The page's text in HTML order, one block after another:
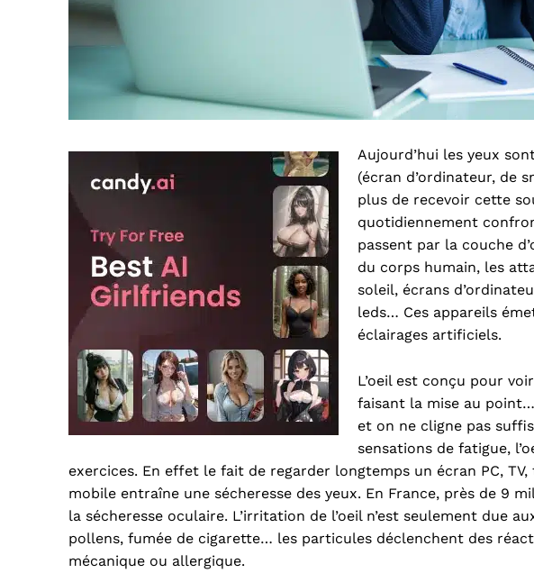
Aujourd’hui les yeux
(écran d’ordinateur, de
plus de recevoir cette
quotidiennement
passent par la couche
du corps humain, les
soleil, écrans
leds… Ces appareils
éclairages artificiels.
L’oeil est conçu pour
faisant la mise au
et on ne cligne pas
sensations de fatigue,
exercices. En effet le fait de regarder longtemps un écran PC,
mobile entraîne une sécheresse des yeux. En France, près de 9
la sécheresse oculaire. L’irritation de l’oeil n’est seulement due
pollens, fumée de cigarette… les particules déclenchent des
mécanique ou allergique.